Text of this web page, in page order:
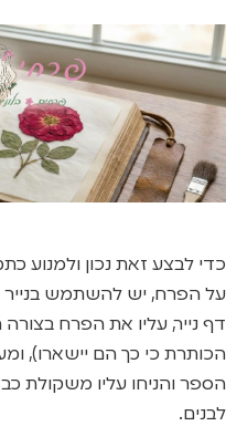
כדי לבצע זאת נכון ולמנוע
על הפרח, יש להשתמש בנייר
דף נייר, עליו את הפרח
הכותרת כי כך הם יישארו),
הספר והניחו עליו משקולת
לבנים.